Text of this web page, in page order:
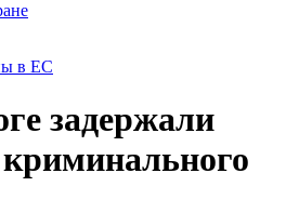
в ЕС
задержали